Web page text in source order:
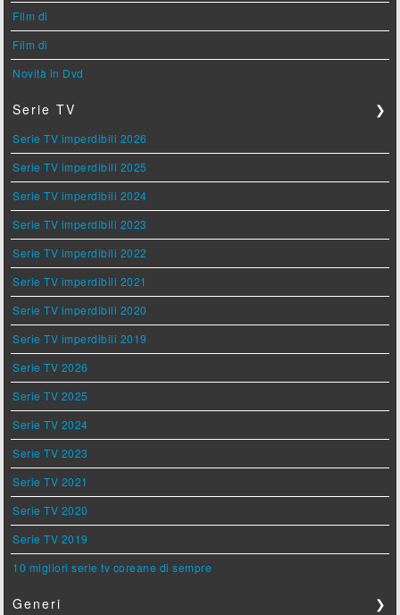
Film di
Film di
Novità in Dvd
Serie TV ❯
Serie TV imperdibili 2026
Serie TV imperdibili 2025
Serie TV imperdibili 2024
Serie TV imperdibili 2023
Serie TV imperdibili 2022
Serie TV imperdibili 2021
Serie TV imperdibili 2020
Serie TV imperdibili 2019
Serie TV 2026
Serie TV 2025
Serie TV 2024
Serie TV 2023
Serie TV 2021
Serie TV 2020
Serie TV 2019
10 migliori serie tv coreane di sempre
Generi ❯